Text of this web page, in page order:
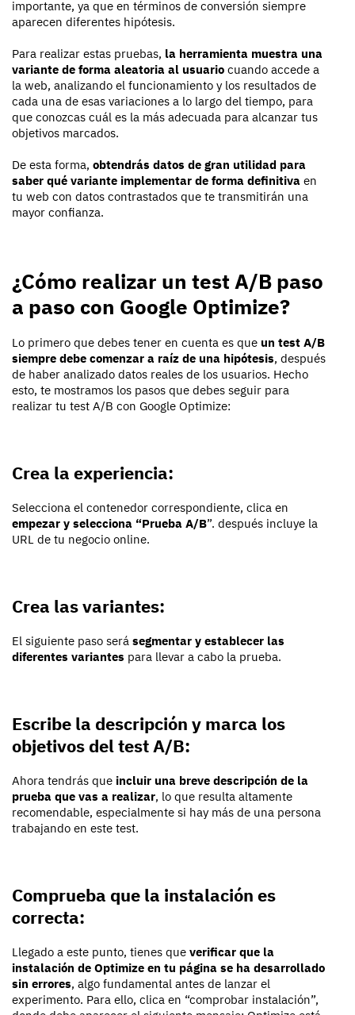
importante, ya que en términos de conversión siempre
aparecen diferentes hipótesis.
Para realizar estas pruebas, la herramienta muestra una
variante de forma aleatoria al usuario cuando accede a
la web, analizando el funcionamiento y los resultados de
cada una de esas variaciones a lo largo del tiempo, para
que conozcas cuál es la más adecuada para alcanzar tus
objetivos marcados.
De esta forma, obtendrás datos de gran utilidad para
saber qué variante implementar de forma definitiva en
tu web con datos contrastados que te transmitirán una
mayor confianza.
¿Cómo realizar un test A/B paso
a paso con Google Optimize?
Lo primero que debes tener en cuenta es que un test A/B
siempre debe comenzar a raíz de una hipótesis, después
de haber analizado datos reales de los usuarios. Hecho
esto, te mostramos los pasos que debes seguir para
realizar tu test A/B con Google Optimize:
Crea la experiencia:
Selecciona el contenedor correspondiente, clica en
empezar y selecciona “Prueba A/B”. después incluye la
URL de tu negocio online.
Crea las variantes:
El siguiente paso será segmentar y establecer las
diferentes variantes para llevar a cabo la prueba.
Escribe la descripción y marca los
objetivos del test A/B:
Ahora tendrás que incluir una breve descripción de la
prueba que vas a realizar, lo que resulta altamente
recomendable, especialmente si hay más de una persona
trabajando en este test.
Comprueba que la instalación es
correcta:
Llegado a este punto, tienes que verificar que la
instalación de Optimize en tu página se ha desarrollado
sin errores, algo fundamental antes de lanzar el
experimento. Para ello, clica en “comprobar instalación”,